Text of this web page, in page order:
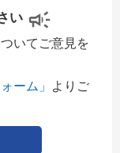
い
いてご意見を
ーム」
よりご